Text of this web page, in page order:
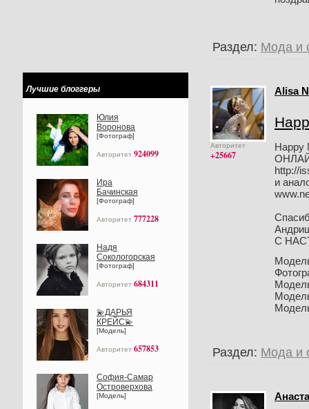
Лучшие блоггеры
Юлия
Воронова
[Фотограф]
Авторитет 924099
Ира
Бачинская
[Фотограф]
Авторитет 777228
Надя
Сокологорская
[Фотограф]
Авторитет 684311
💫ДАРЬЯ
КРЕЙС💫
[Модель]
Авторитет 657853
София-Самар
Островерхова
[Модель]
Раздел: Мода и
Авторитет
+25667
Alisa
Happy
http://
и
С
Раздел: Мода и